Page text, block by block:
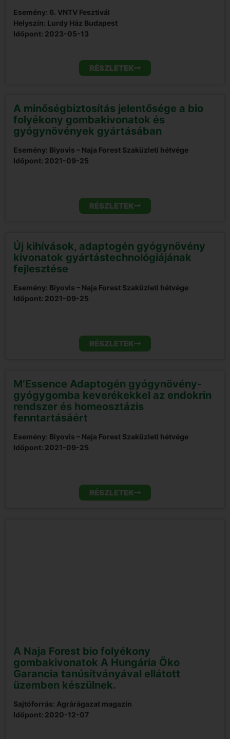
Esemény: 6. VNTV Fesztivál
Helyszín: Lurdy Ház Budapest
Időpont: 2023-05-13
RÉSZLETEK
A minőségbiztosítás jelentősége a bio
folyékony gombakivonatok és
gyógynövények gyártásában
Esemény: Biyovis – Naja Forest Szaküzleti hétvége
Időpont: 2021-09-25
RÉSZLETEK
Új kihívások, adaptogén gyógynövény
kivonatok gyártástechnológiájának
fejlesztése
Esemény: Biyovis – Naja Forest Szaküzleti hétvége
Időpont: 2021-09-25
RÉSZLETEK
M’Essence Adaptogén gyógynövény-
gyógygomba keverékekkel az endokrin
rendszer és homeosztázis
fenntartásáért
Esemény: Biyovis – Naja Forest Szaküzleti hétvége
Időpont: 2021-09-25
RÉSZLETEK
A Naja Forest bio folyékony
gombakivonatok A Hungária Öko
Garancia tanúsítványával ellátott
üzemben készülnek.
Sajtóforrás: Agrárágazat magazin
Időpont: 2020-12-07